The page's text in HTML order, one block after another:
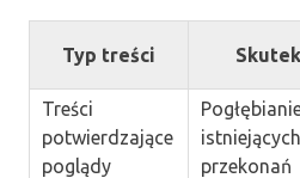
Typ treści Skutek
Treści
potwierdzające
poglądy
istniejących
przekonań